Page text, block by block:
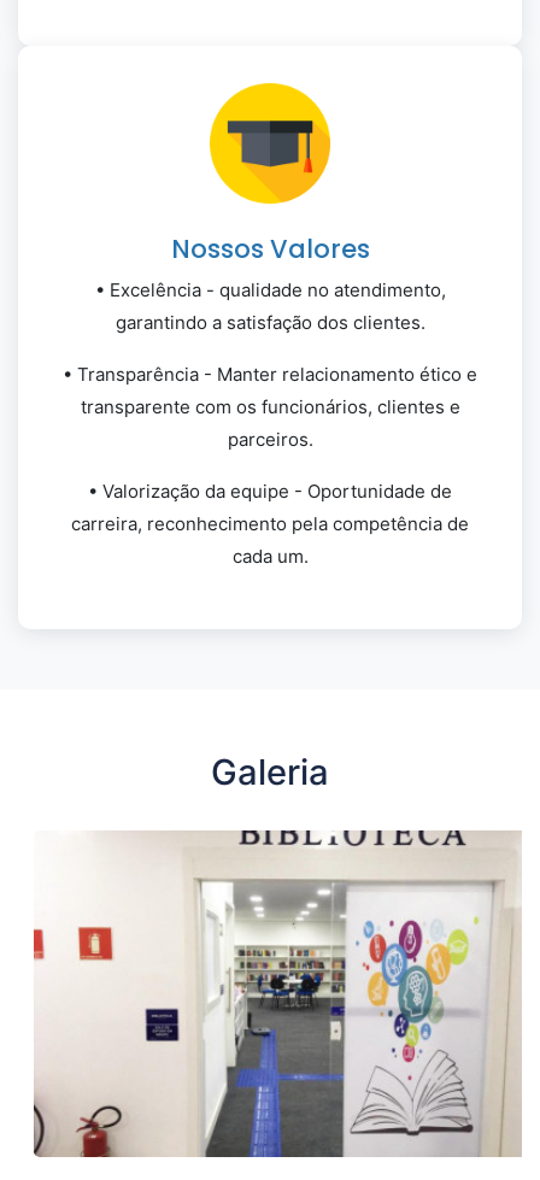
Nossos Valores
• Excelência - qualidade no atendimento,
garantindo a satisfação dos clientes.
• Transparência - Manter relacionamento ético e
transparente com os funcionários, clientes e
parceiros.
• Valorização da equipe - Oportunidade de
carreira, reconhecimento pela competência de
cada um.
Galeria